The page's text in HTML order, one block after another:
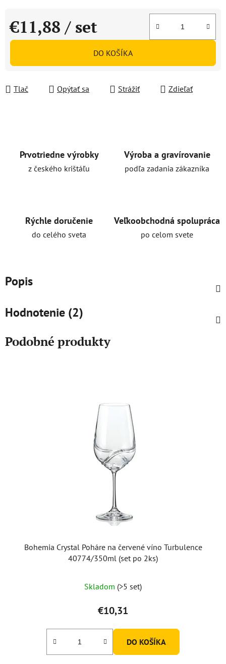
€11,88 / set
Jednotková cena:
DO KOŠÍKA
Tlač Opýtať sa Strážiť Zdieľať
Prvotriedne výrobky
z českého krištáľu
Výroba a gravírovanie
podľa zadania zákazníka
Rýchle doručenie
do celého sveta
Veľkoobchodná spolupráca
po celom svete
Popis
Hodnotenie (2)
Podobné produkty
Bohemia Crystal Poháre na červené víno Turbulence
40774/350ml (set po 2ks)
Skladom (>5 set)
€10,31
DO KOŠÍKA